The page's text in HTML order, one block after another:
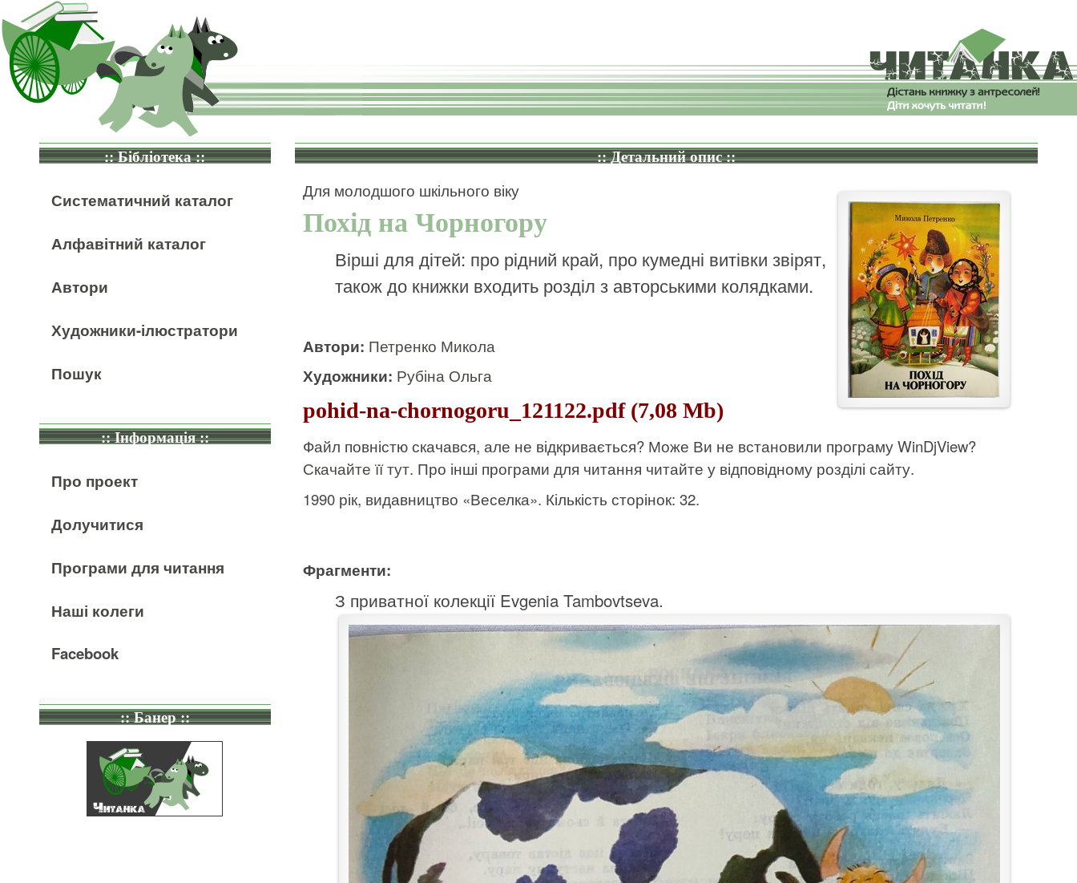
:: Бібліотека ::
Систематичний каталог
Алфавітний каталог
Автори
Художники-ілюстратори
Пошук
:: Інформація ::
Про проект
Долучитися
Програми для читання
Наші колеги
Facebook
:: Банер ::
:: Детальний опис ::
Для молодшого шкільного віку
Похід на Чорногору
Вірші для дітей: про рідний край, про кумедні витівки звірят,
також до книжки входить розділ з авторськими колядками.
Автори: Петренко Микола
Художники: Рубіна Ольга
pohid-na-chornogoru_121122.pdf (7,08 Mb)
Файл повністю скачався, але не відкривається? Може Ви не встановили програму WinDjView?
Скачайте її тут. Про інші програми для читання читайте у відповідному розділі сайту.
1990 рік, видавництво «Веселка». Кількість сторінок: 32.
Фрагменти:
З приватної колекції Evgenia Tambovtseva.